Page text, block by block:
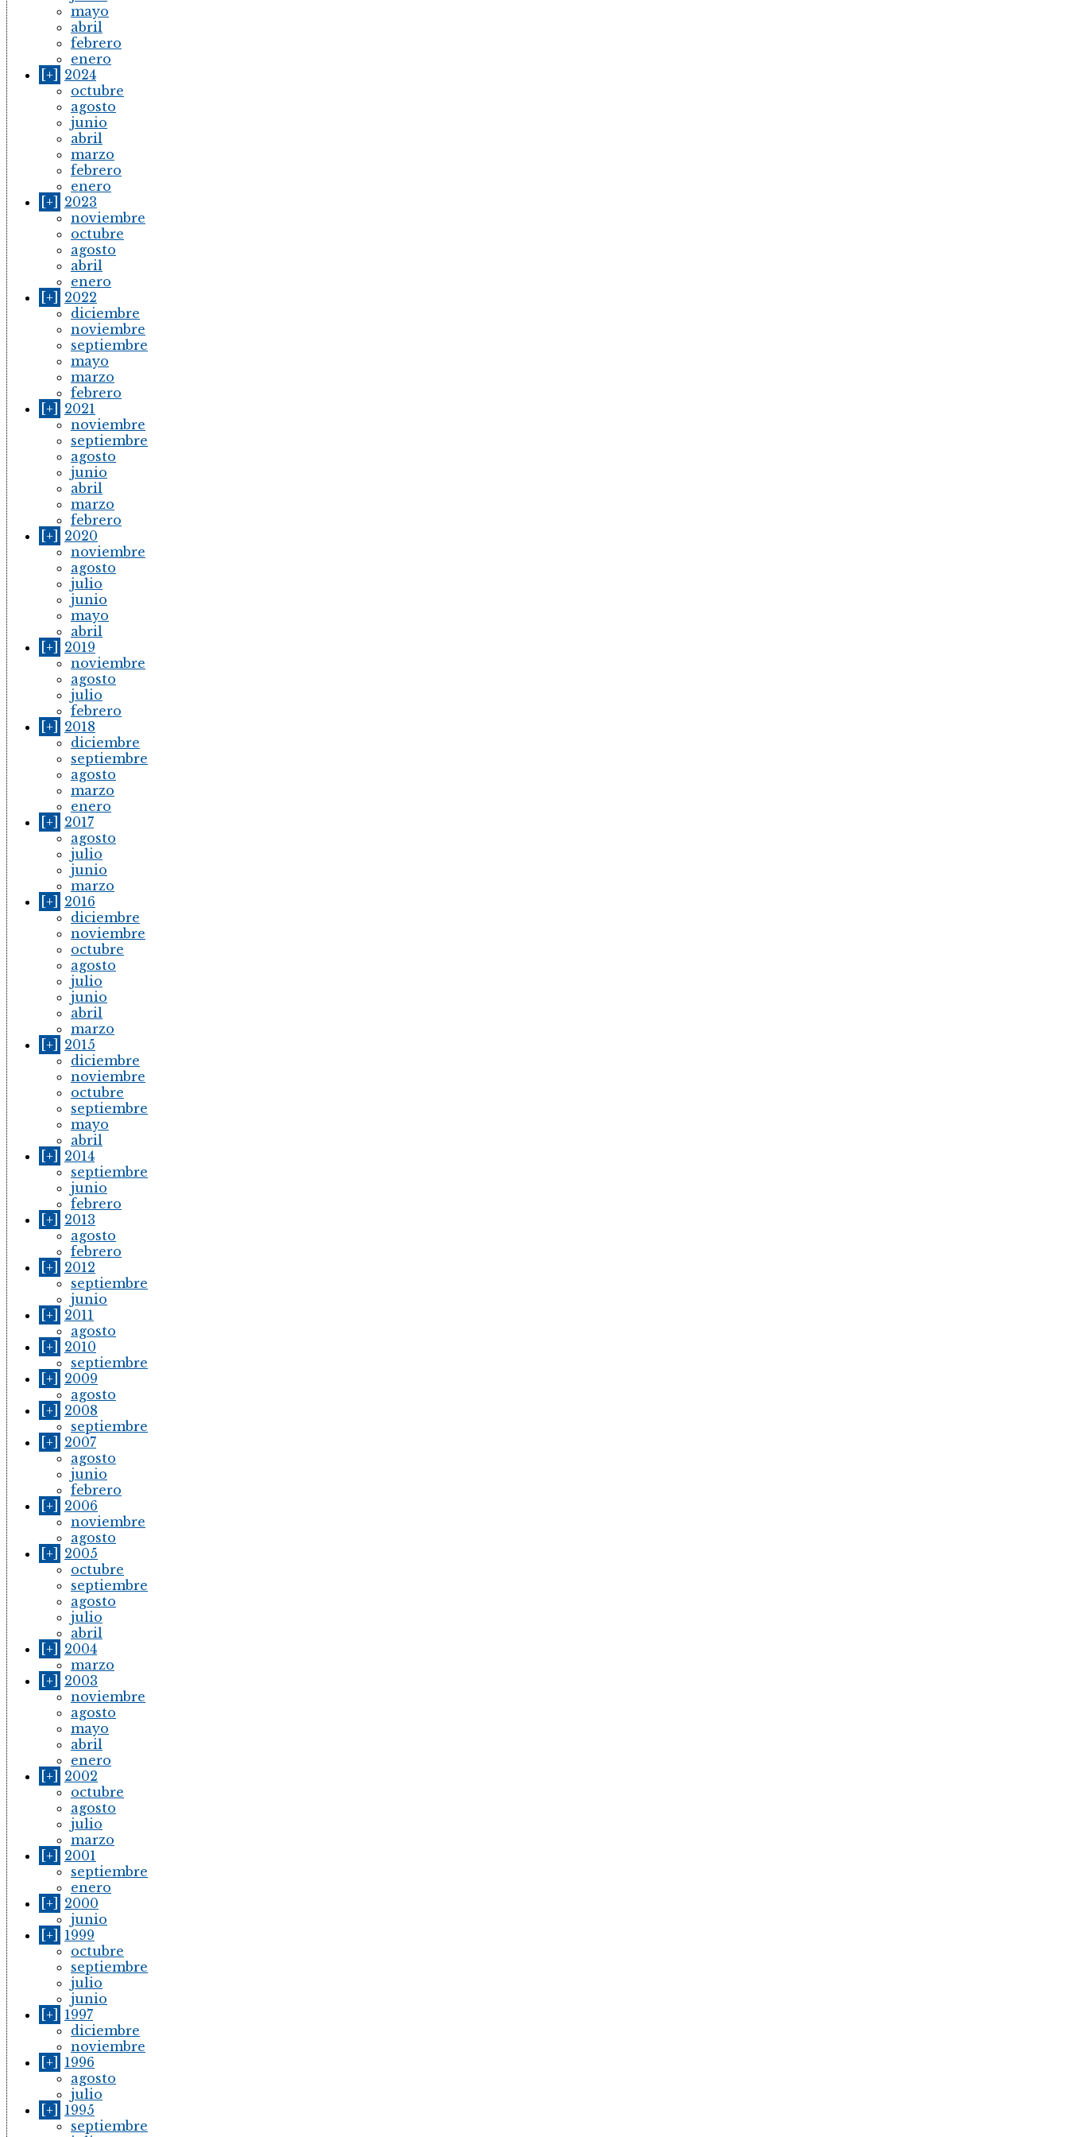
mayo
abril
febrero
enero
[+]
2024
octubre
agosto
junio
abril
marzo
febrero
enero
[+]
2023
noviembre
octubre
agosto
abril
enero
[+]
2022
diciembre
noviembre
septiembre
mayo
marzo
febrero
[+]
2021
noviembre
septiembre
agosto
junio
abril
marzo
febrero
[+]
2020
noviembre
agosto
julio
junio
mayo
abril
[+]
2019
noviembre
agosto
julio
febrero
[+]
2018
diciembre
septiembre
agosto
marzo
enero
[+]
2017
agosto
julio
junio
marzo
[+]
2016
diciembre
noviembre
octubre
agosto
julio
junio
abril
marzo
[+]
2015
diciembre
noviembre
octubre
septiembre
mayo
abril
[+]
2014
septiembre
junio
febrero
[+]
2013
agosto
febrero
[+]
2012
septiembre
junio
[+]
2011
agosto
[+]
2010
septiembre
[+]
2009
agosto
[+]
2008
septiembre
[+]
2007
agosto
junio
febrero
[+]
2006
noviembre
agosto
[+]
2005
octubre
septiembre
agosto
julio
abril
[+]
2004
marzo
[+]
2003
noviembre
agosto
mayo
abril
enero
[+]
2002
octubre
agosto
julio
marzo
[+]
2001
septiembre
enero
[+]
2000
junio
[+]
1999
octubre
septiembre
julio
junio
[+]
1997
diciembre
noviembre
[+]
1996
agosto
julio
[+]
1995
septiembre